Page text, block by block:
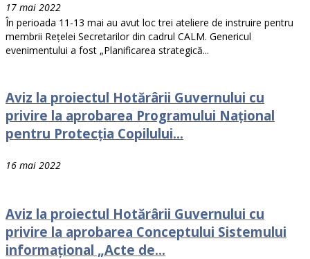
17 mai 2022
În perioada 11-13 mai au avut loc trei ateliere de instruire pentru
membrii Rețelei Secretarilor din cadrul CALM. Genericul
evenimentului a fost „Planificarea strategică...
Aviz la proiectul Hotărârii Guvernului cu
privire la aprobarea Programului Național
pentru Protecția Copilului...
16 mai 2022
Aviz la proiectul Hotărârii Guvernului cu
privire la aprobarea Conceptului Sistemului
informațional „Acte de...